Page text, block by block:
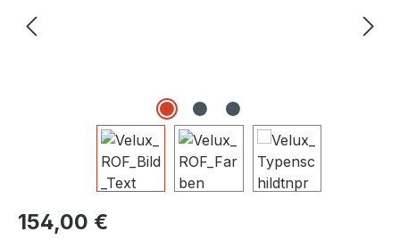
Regulärer Preis:
154,00 €